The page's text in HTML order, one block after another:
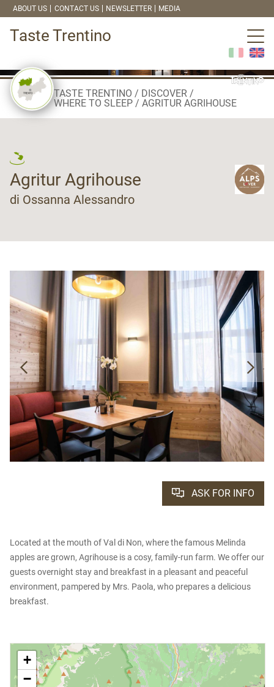
ABOUT US CONTACT US NEWSLETTER MEDIA
Taste Trentino
TASTE TRENTINO
DISCOVER
WHERE TO SLEEP
AGRITUR AGRIHOUSE
Agritur Agrihouse
di Ossanna Alessandro
ASK FOR INFO
Located at the mouth of Val di Non, where the famous Melinda
apples are grown, Agrihouse is a cosy, family-run farm. We offer our
guests overnight stay and breakfast in a pleasant and peaceful
environment, pampered by Mrs. Paola, who prepares a delicious
breakfast.
+
−